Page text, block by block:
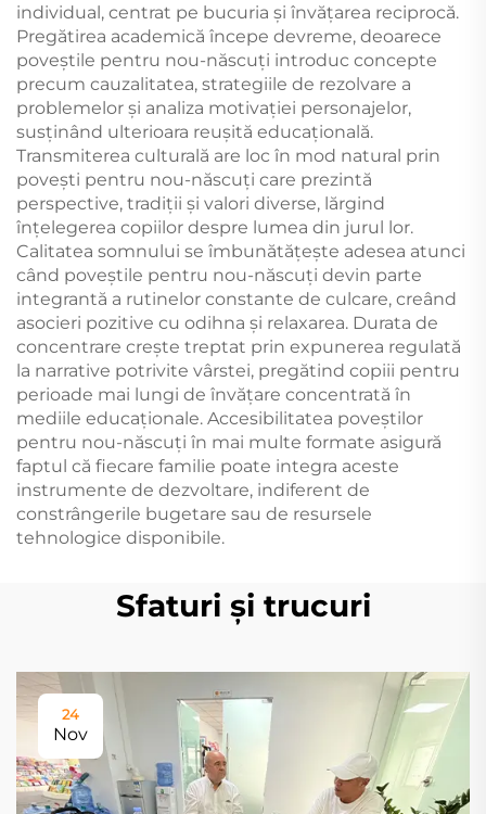
individual, centrat pe bucuria și învățarea reciprocă.
Pregătirea academică începe devreme, deoarece
poveștile pentru nou-născuți introduc concepte
precum cauzalitatea, strategiile de rezolvare a
problemelor și analiza motivației personajelor,
susținând ulterioara reușită educațională.
Transmiterea culturală are loc în mod natural prin
povești pentru nou-născuți care prezintă
perspective, tradiții și valori diverse, lărgind
înțelegerea copiilor despre lumea din jurul lor.
Calitatea somnului se îmbunătățește adesea atunci
când poveștile pentru nou-născuți devin parte
integrantă a rutinelor constante de culcare, creând
asocieri pozitive cu odihna și relaxarea. Durata de
concentrare crește treptat prin expunerea regulată
la narrative potrivite vârstei, pregătind copiii pentru
perioade mai lungi de învățare concentrată în
mediile educaționale. Accesibilitatea poveștilor
pentru nou-născuți în mai multe formate asigură
faptul că fiecare familie poate integra aceste
instrumente de dezvoltare, indiferent de
constrângerile bugetare sau de resursele
tehnologice disponibile.
Sfaturi și trucuri
24
Nov